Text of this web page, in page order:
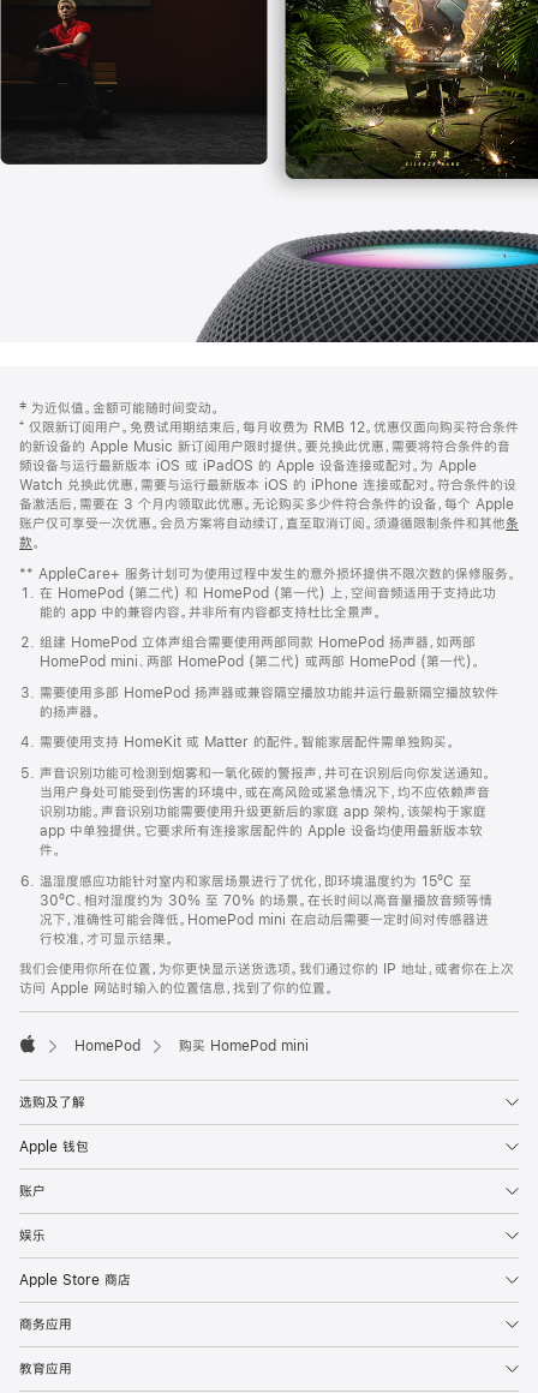
页
页
脚
注
‡ 为近似值。金额可能随时间变动。
⁺ 仅限新订阅用户。免费试用期结束后，每月收费为 RMB 12。优惠仅面向购买符合条件
的新设备的 Apple Music 新订阅用户限时提供。要兑换此优惠，需要将符合条件的音
频设备与运行最新版本 iOS 或 iPadOS 的 Apple 设备连接或配对。为 Apple
Watch 兑换此优惠，需要与运行最新版本 iOS 的 iPhone 连接或配对。符合条件的设
备激活后，需要在 3 个月内领取此优惠。无论购买多少件符合条件的设备，每个 Apple
账户仅可享受一次优惠。会员方案将自动续订，直至取消订阅。须遵循限制条件和其他条
款。
窗
口
中
打
开)
** AppleCare+ 服务计划可为使用过程中发生的意外损坏提供不限次数的保修服务。
在 HomePod (第二代) 和 HomePod (第一代) 上，空间音频适用于支持此功
能的 app 中的兼容内容。并非所有内容都支持杜比全景声。
组建 HomePod 立体声组合需要使用两部同款 HomePod 扬声器，如两部
HomePod mini、两部 HomePod (第二代) 或两部 HomePod (第一代)。
需要使用多部 HomePod 扬声器或兼容隔空播放功能并运行最新隔空播放软件
的扬声器。
需要使用支持 HomeKit 或 Matter 的配件。智能家居配件需单独购买。
声音识别功能可检测到烟雾和一氧化碳的警报声，并可在识别后向你发送通知。
当用户身处可能受到伤害的环境中，或在高风险或紧急情况下，均不应依赖声音
识别功能。声音识别功能需要使用升级更新后的家庭 app 架构，该架构于家庭
app 中单独提供。它要求所有连接家居配件的 Apple 设备均使用最新版本软
件。
温湿度感应功能针对室内和家居场景进行了优化，即环境温度约为 15ºC 至
30ºC、相对湿度约为 30% 至 70% 的场景。在长时间以高音量播放音频等情
况下，准确性可能会降低。HomePod mini 在启动后需要一定时间对传感器进
行校准，才可显示结果。
我们会使用你所在位置，为你更快显示送货选项。我们通过你的 IP 地址，或者你在上次
访问 Apple 网站时输入的位置信息，找到了你的位置。
HomePod 购买 HomePod mini
选购及了解
Apple 钱包
账户
娱乐
Apple Store 商店
商务应用
教育应用